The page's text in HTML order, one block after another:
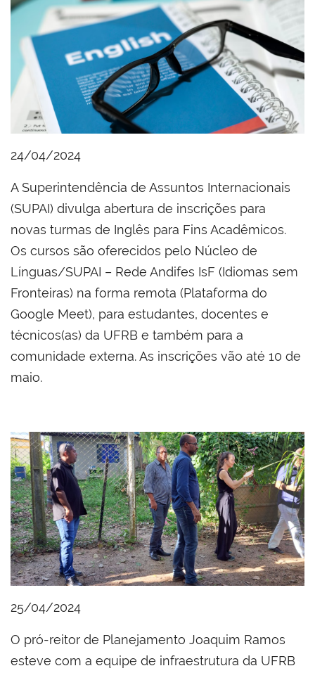
24/04/2024
A Superintendência de Assuntos Internacionais
(SUPAI) divulga abertura de inscrições para
novas turmas de Inglês para Fins Acadêmicos.
Os cursos são oferecidos pelo Núcleo de
Línguas/SUPAI – Rede Andifes IsF (Idiomas sem
Fronteiras) na forma remota (Plataforma do
Google Meet), para estudantes, docentes e
técnicos(as) da UFRB e também para a
comunidade externa. As inscrições vão até 10 de
maio.
25/04/2024
O pró-reitor de Planejamento Joaquim Ramos
esteve com a equipe de infraestrutura da UFRB